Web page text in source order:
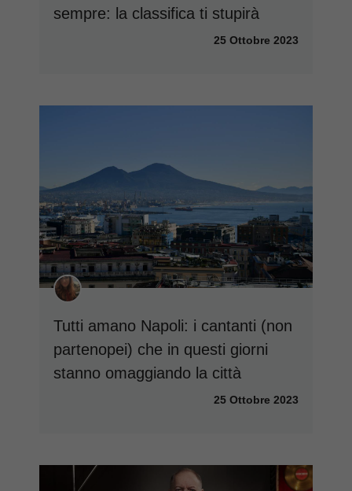
sempre: la classifica ti stupirà
25 Ottobre 2023
Tutti amano Napoli: i cantanti (non
partenopei) che in questi giorni
stanno omaggiando la città
25 Ottobre 2023